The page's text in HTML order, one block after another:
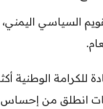
السياسي
للكرامة الوطنية
انطلق من إحساس